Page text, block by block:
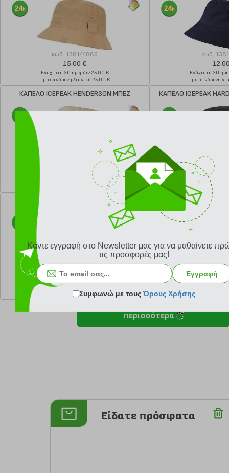
κωδ. 138144886
15.00 €
Ελάχιστη 30 ημερών 25.00 €
Προτεινόμενη λιανική 25.00 €
κωδ.
Ελάχιστη 30
Προτεινόμενη
ΚΑΠΕΛΟ ICEPEAK HENDERSON ΜΠΕΖ
138144882
Ελάχιστη 30 ημερών 20.00 €
Προτεινόμενη λιανική 20.00 €
ΚΑΠΕΛΟ ICEPEAK
κωδ.
Ελάχιστη 30
Προτεινόμενη
ΚΑΠΕΛΟ ICEPEAK HARDY ΜΠΕΖ
κωδ.
11.40 €
Ελάχιστη 30 ημερών 19.00 €
Προτεινόμενη λιανική 19.00 €
ΚΑΠΕΛΟ
Προτεινόμενη
περισσότερα
Είδατε πρόσφατα
Κάντε εγγραφή στο Newsletter μας για να μαθαίνετε
τις προσφορές μας!
Εγγραφή
Συμφωνώ με τουςΌρους Χρήσης